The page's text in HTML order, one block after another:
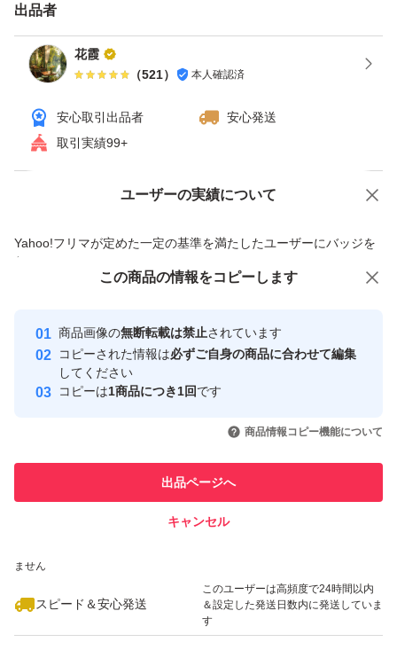
出品者
花霞
（521） 本人確認済
安心取引出品者
安心発送
取引実績99+
ユーザーの実績について
Yahoo!フリマが定めた一定の基準を満たしたユーザーにバッジを
付与しています
安心取引出品者
心・安全なユーザーです
取引実績
引を完了させた実績があります
での取引実績があります
ません
スピード＆安心発送
このユーザーは高頻度で24時間以内
＆設定した発送日数内に発送していま
す
価格の相談 商品への質問
この商品の情報をコピーします
商品画像の無断転載は禁止されています
コピーされた情報は必ずご自身の商品に合わせて編集
してください
コピーは1商品につき1回です
商品情報コピー機能について
出品ページへ
キャンセル
この商品をみている人にオススメ